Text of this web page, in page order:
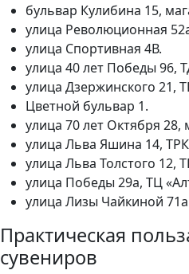
бульвар Кулибина 15,
улица Революционная
улица Спортивная 4В.
улица 40 лет Победы 96,
улица Дзержинского 21,
Цветной бульвар 1.
улица 70 лет Октября 28,
улица Льва Яшина 14,
улица Льва Толстого 12,
улица Победы 29а, ТЦ
улица Лизы Чайкиной
Практическая
сувениров